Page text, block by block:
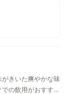
きいた爽やかな味
の飲用がおすす